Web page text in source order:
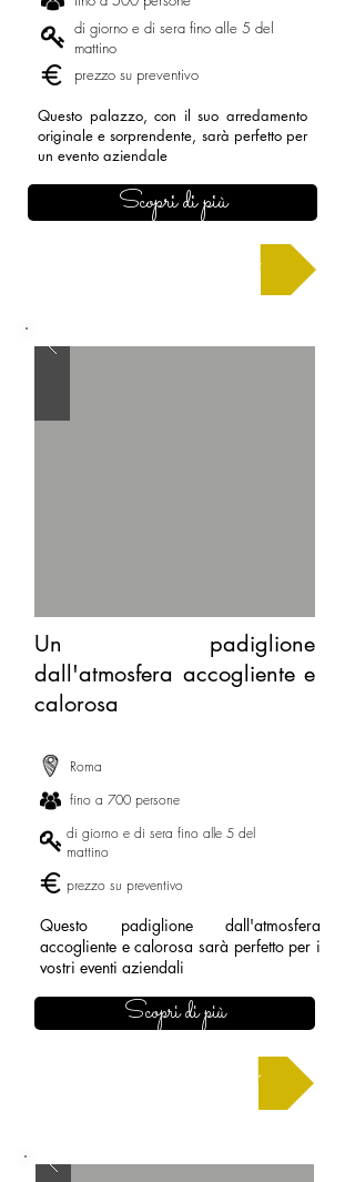
di giorno e di sera fino alle 5 del
mattino
prezzo su preventivo
Questo palazzo, con il suo arredamento
originale e sorprendente, sarà perfetto per
un evento aziendale
Scopri di più
Un padiglione
dall'atmosfera accogliente e
calorosa
Roma
fino a 700 persone
di giorno e di sera fino alle 5 del
mattino
prezzo su preventivo
Questo padiglione dall'atmosfera
accogliente e calorosa sarà perfetto per i
vostri eventi aziendali
Scopri di più
Chiedi un preventivo